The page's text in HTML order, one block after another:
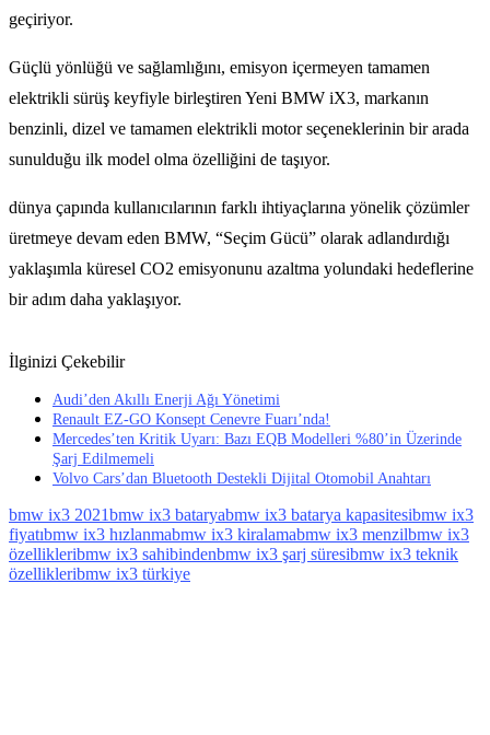
geçiriyor.
Güçlü yönlüğü ve sağlamlığını, emisyon içermeyen tamamen
elektrikli sürüş keyfiyle birleştiren Yeni BMW iX3, markanın
benzinli, dizel ve tamamen elektrikli motor seçeneklerinin bir arada
sunulduğu ilk model olma özelliğini de taşıyor.
dünya çapında kullanıcılarının farklı ihtiyaçlarına yönelik çözümler
üretmeye devam eden BMW, “Seçim Gücü” olarak adlandırdığı
yaklaşımla küresel CO2 emisyonunu azaltma yolundaki hedeflerine
bir adım daha yaklaşıyor.
İlginizi Çekebilir
Audi’den Akıllı Enerji Ağı Yönetimi
Renault EZ-GO Konsept Cenevre Fuarı’nda!
Mercedes’ten Kritik Uyarı: Bazı EQB Modelleri %80’in Üzerinde
Şarj Edilmemeli
Volvo Cars’dan Bluetooth Destekli Dijital Otomobil Anahtarı
bmw ix3 2021bmw ix3 bataryabmw ix3 batarya kapasitesibmw ix3
fiyatıbmw ix3 hızlanmabmw ix3 kiralamabmw ix3 menzilbmw ix3
özellikleribmw ix3 sahibindenbmw ix3 şarj süresibmw ix3 teknik
özellikleribmw ix3 türkiye